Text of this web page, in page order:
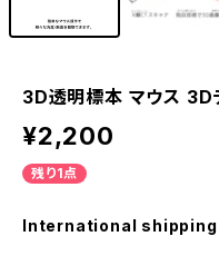
3D透明標本 マウス 3D
¥2,200
残り1点
International